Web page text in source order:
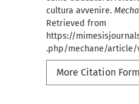
cultura avvenire.
Retrieved from
https://
.php/mechane/article/
More Citation